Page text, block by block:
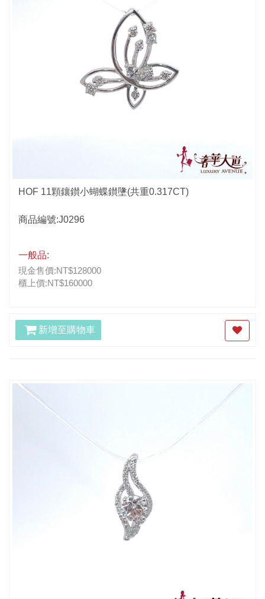
HOF 11顆鑲鑚小蝴蝶鑚墬(共重0.317CT)
商品編號:J0296
一般品:
現金售價:NT$128000
櫃上價:NT$160000
新增至購物車